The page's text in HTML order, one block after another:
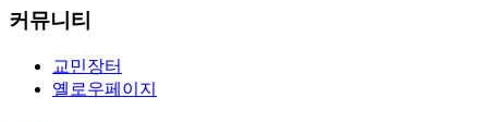
커뮤니티
교민장터
옐로우페이지